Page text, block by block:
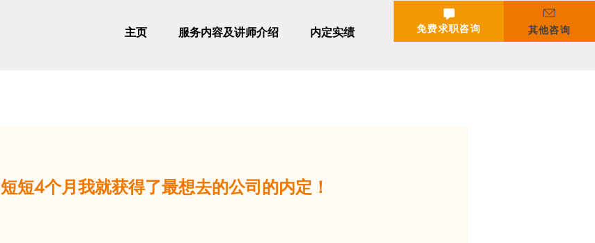
主页 服务内容及讲师介绍 内定实绩 免费求职咨询 其他咨询
短短4个月我就获得了最想去的公司的内定！